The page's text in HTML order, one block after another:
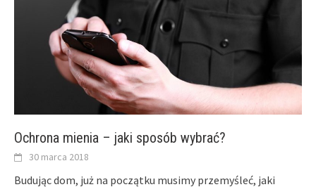
Ochrona mienia – jaki sposób wybrać?
30 marca 2018
Budując dom, już na początku musimy przemyśleć, jaki